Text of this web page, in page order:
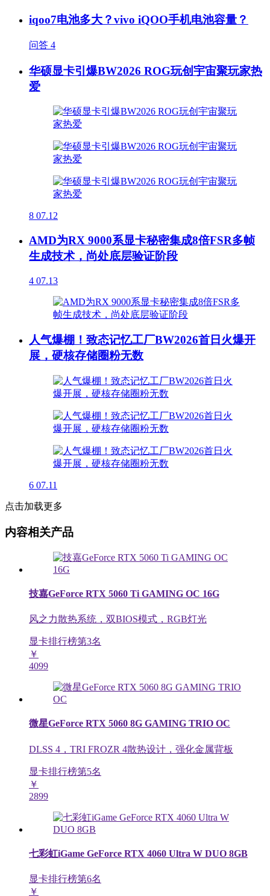
iqoo7电池多大？vivo iQOO手机电池容量？
问答 4
华硕显卡引爆BW2026 ROG玩创宇宙聚玩家热
爱
8 07.12
AMD为RX 9000系显卡秘密集成8倍FSR多帧
生成技术，尚处底层验证阶段
4 07.13
人气爆棚！致态记忆工厂BW2026首日火爆开
展，硬核存储圈粉无数
6 07.11
点击加载更多
内容相关产品
技嘉GeForce RTX 5060 Ti GAMING OC 16G
风之力散热系统，双BIOS模式，RGB灯光
显卡排行榜第3名
￥
4099
微星GeForce RTX 5060 8G GAMING TRIO OC
DLSS 4，TRI FROZR 4散热设计，强化金属背板
显卡排行榜第5名
￥
2899
七彩虹iGame GeForce RTX 4060 Ultra W DUO 8GB
显卡排行榜第6名
￥